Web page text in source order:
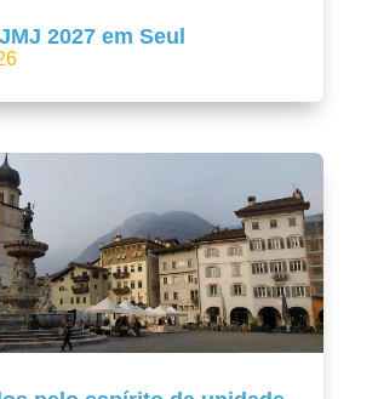
2027 em Seul